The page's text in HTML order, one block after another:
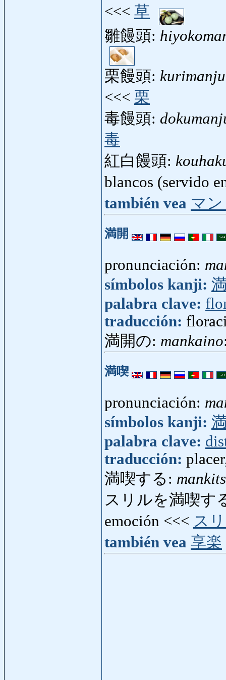
<<< 草
雛饅頭:
栗饅頭:
<<< 栗
毒饅頭:
毒
紅白饅頭:
blancos (servido
también vea マ
満開
pronunciación:
símbolos kanji:
palabra clave:
traducción:
満開の: mankaino
満喫
pronunciación:
símbolos kanji:
palabra clave:
traducción:
満喫する:
スリルを満喫す
emoción <<< ス
también vea 享楽